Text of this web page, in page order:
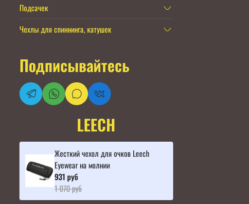
Подсачек
Чехлы для спиннинга, катушек
Подписывайтесь
LEECH
Жесткий чехол для очков Leech
Eyewear на молнии
931 руб
1 070 руб